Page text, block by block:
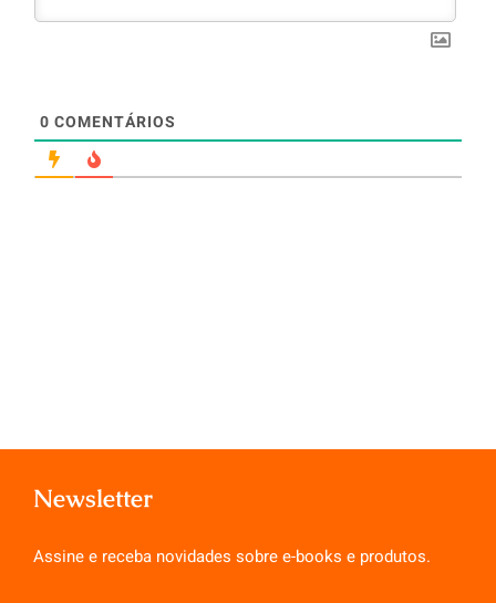
0 COMENTÁRIOS
Newsletter
Assine e receba novidades sobre e-books e produtos.